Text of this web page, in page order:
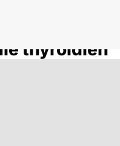
thyroïdien